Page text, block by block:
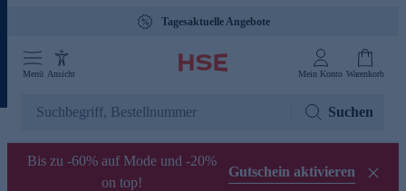
Tagesaktuelle Angebote
Menü Ansicht Mein Konto Warenkorb
Suchen
Bis zu -60% auf Mode und -20%
on top!
Gutschein aktivieren